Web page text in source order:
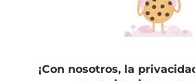
¡Con nosotros, la